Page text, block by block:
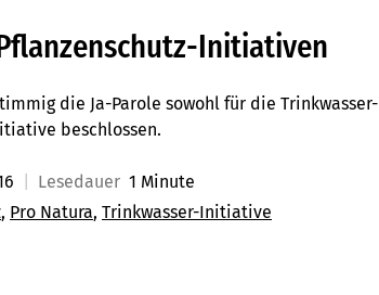
Initiativen
die Ja-Parole sowohl für die Trinkwasser-
beschlossen.
Lesedauer 1 Minute
Pro Natura Trinkwasser-Initiative